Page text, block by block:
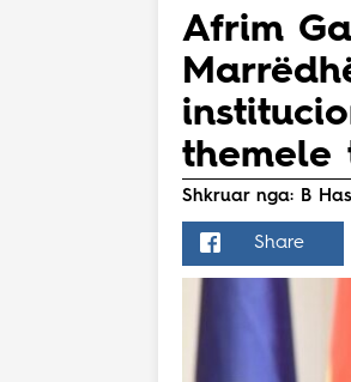
Lajme
Teknologji
Bota
Argëtim
Maqedoni
Afrim
themele
Shkruar nga: B
Share